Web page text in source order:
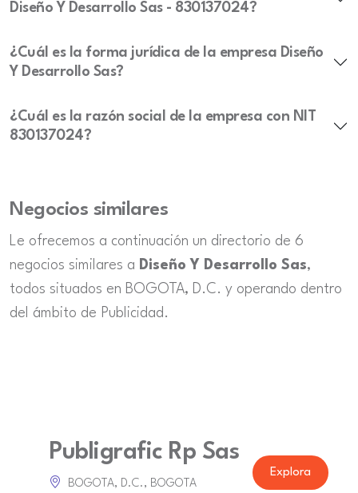
Diseño Y Desarrollo Sas - 830137024?
¿Cuál es la forma jurídica de la empresa Diseño
Y Desarrollo Sas?
¿Cuál es la razón social de la empresa con NIT
830137024?
Negocios similares
Le ofrecemos a continuación un directorio de 6
negocios similares a Diseño Y Desarrollo Sas,
todos situados en BOGOTA, D.C. y operando dentro
del ámbito de Publicidad.
Publigrafic Rp Sas
BOGOTA, D.C., BOGOTA
Explora